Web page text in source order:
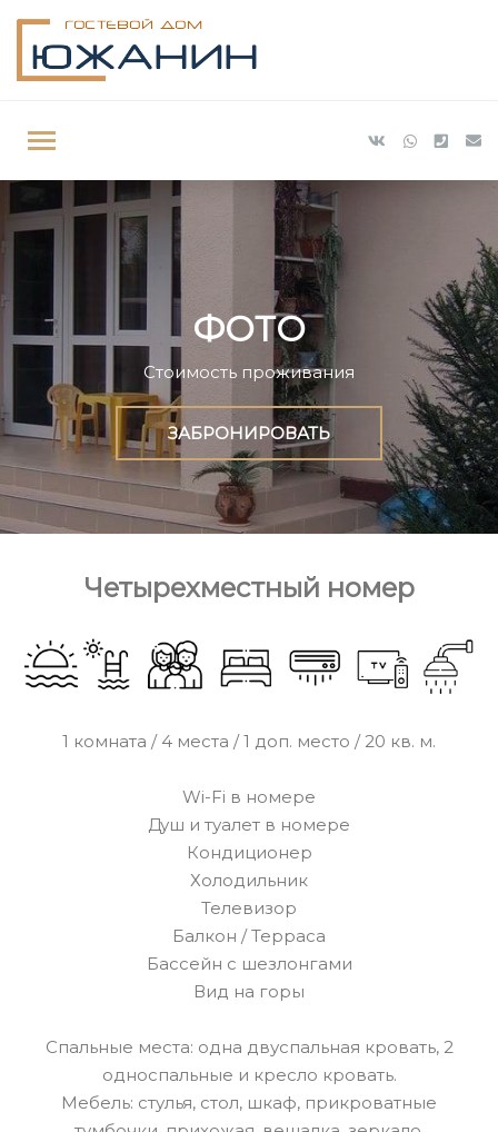
ФОТО
Стоимость проживания
ЗАБРОНИРОВАТЬ
Четырехместный номер
1 комната / 4 места / 1 доп. место / 20 кв. м.
Wi-Fi в номере
Душ и туалет в номере
Кондиционер
Холодильник
Телевизор
Балкон / Терраса
Бассейн с шезлонгами
Вид на горы
Спальные места: одна двуспальная кровать, 2
односпальные и кресло кровать.
Мебель: стулья, стол, шкаф, прикроватные